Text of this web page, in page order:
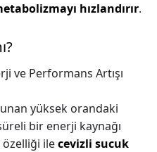
hızlandırır.
ve Performans Artışı
yüksek orandaki
bir enerji kaynağı
özelliği ilecevizli sucuk